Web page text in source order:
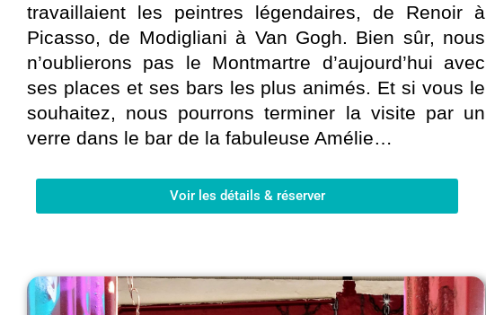
travaillaient les peintres légendaires, de Renoir à
Picasso, de Modigliani à Van Gogh. Bien sûr, nous
n’oublierons pas le Montmartre d’aujourd’hui avec
ses places et ses bars les plus animés. Et si vous le
souhaitez, nous pourrons terminer la visite par un
verre dans le bar de la fabuleuse Amélie…
Voir les détails & réserver